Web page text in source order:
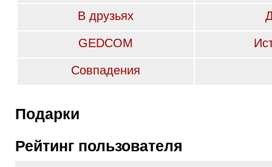
В друзьях
GEDCOM
Совпадения
Подарки
Рейтинг пользователя